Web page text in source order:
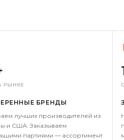
РЫНКЕ
БРЕНДЫ
лучших производителей из
и США. Заказываем
партиями — ассортимент